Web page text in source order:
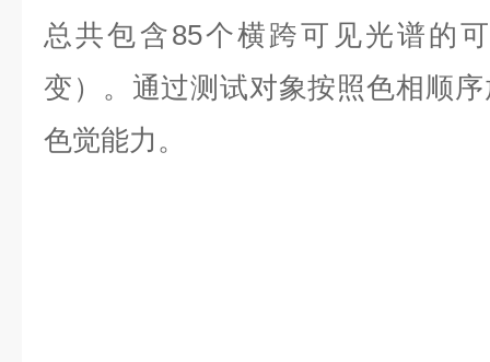
总共包含85个横跨可见光谱的
变）。通过测试对象按照色相顺
色觉能力。